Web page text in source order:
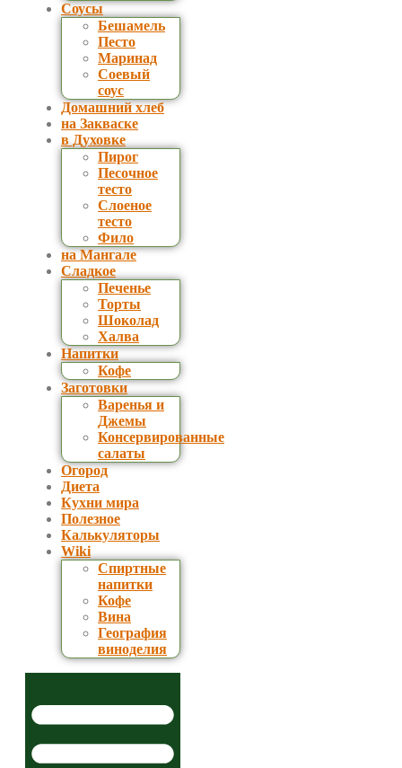
Соусы
Бешамель
Песто
Маринад
Соевый
соус
Домашний хлеб
на Закваске
в Духовке
Пирог
Песочное
тесто
Слоеное
тесто
Фило
на Мангале
Сладкое
Печенье
Торты
Шоколад
Халва
Напитки
Кофе
Заготовки
Варенья и
Джемы
Консервированные
салаты
Огород
Диета
Кухни мира
Полезное
Калькуляторы
Wiki
Спиртные
напитки
Кофе
Вина
География
виноделия